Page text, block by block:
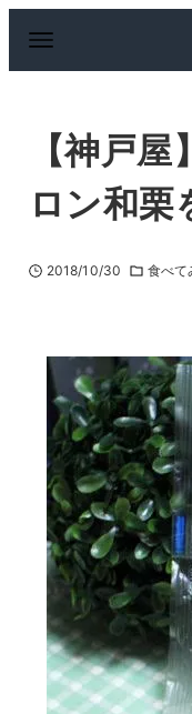
【神戸
ロン和栗
2018/10/30 食べて